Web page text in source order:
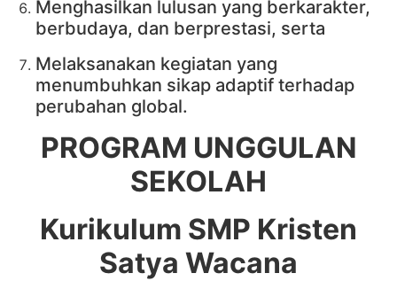
Menghasilkan lulusan yang berkarakter,
berbudaya, dan berprestasi, serta
Melaksanakan kegiatan yang
menumbuhkan sikap adaptif terhadap
perubahan global.
PROGRAM UNGGULAN
SEKOLAH
Kurikulum SMP Kristen
Satya Wacana